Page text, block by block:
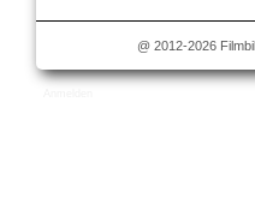
@ 2012-2026